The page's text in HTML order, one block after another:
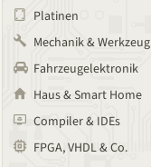
Platinen
Mechanik & Werkzeug
Fahrzeugelektronik
Haus & Smart Home
Compiler & IDEs
FPGA, VHDL & Co.